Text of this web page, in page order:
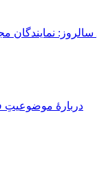
مجلس زار می‌زدند/ تهران
دربارهٔ موضوعیتِ